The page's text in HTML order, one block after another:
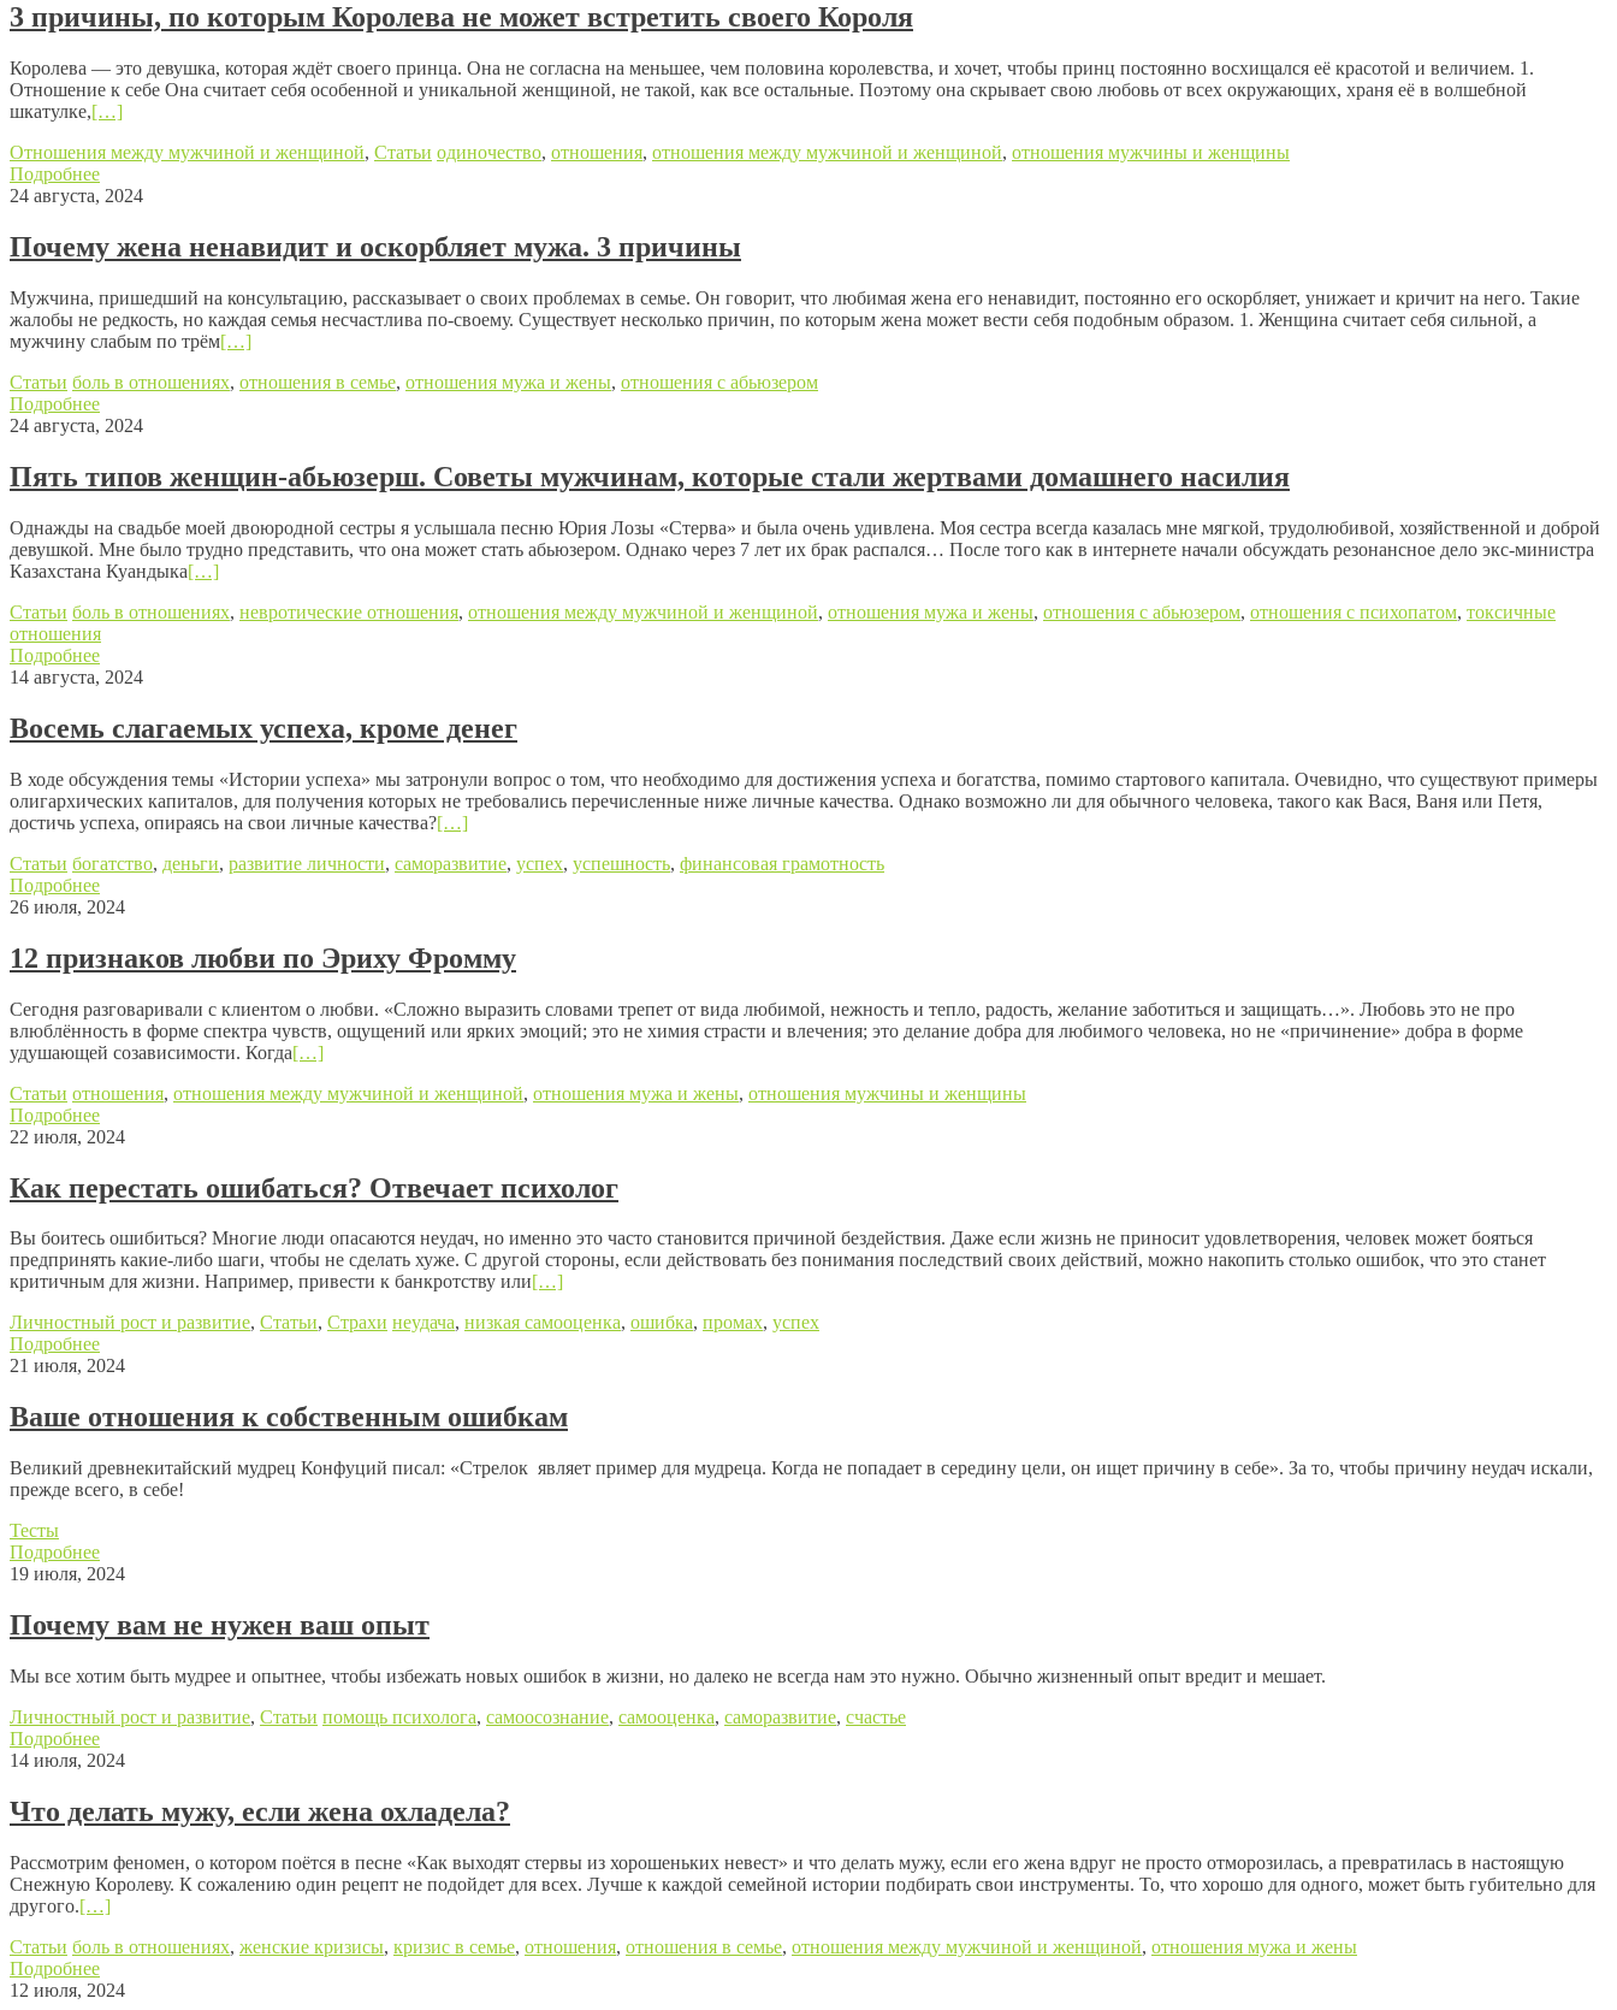
3 причины, по которым Королева не может встретить своего Короля
Королева — это девушка, которая ждёт своего принца. Она не согласна на меньшее, чем половина королевства, и хочет, чтобы принц постоянно восхищался её красотой и величием. 1.
Отношение к себе Она считает себя особенной и уникальной женщиной, не такой, как все остальные. Поэтому она скрывает свою любовь от всех окружающих, храня её в волшебной
шкатулке,[…]
Отношения между мужчиной и женщиной, Статьи одиночество, отношения, отношения между мужчиной и женщиной, отношения мужчины и женщины
Подробнее
24 августа, 2024
Почему жена ненавидит и оскорбляет мужа. 3 причины
Мужчина, пришедший на консультацию, рассказывает о своих проблемах в семье. Он говорит, что любимая жена его ненавидит, постоянно его оскорбляет, унижает и кричит на него. Такие
жалобы не редкость, но каждая семья несчастлива по-своему. Существует несколько причин, по которым жена может вести себя подобным образом. 1. Женщина считает себя сильной, а
мужчину слабым по трём[…]
Статьи боль в отношениях, отношения в семье, отношения мужа и жены, отношения с абьюзером
Подробнее
24 августа, 2024
Пять типов женщин-абьюзерш. Советы мужчинам, которые стали жертвами домашнего насилия
Однажды на свадьбе моей двоюродной сестры я услышала песню Юрия Лозы «Стерва» и была очень удивлена. Моя сестра всегда казалась мне мягкой, трудолюбивой, хозяйственной и доброй
девушкой. Мне было трудно представить, что она может стать абьюзером. Однако через 7 лет их брак распался… После того как в интернете начали обсуждать резонансное дело экс-министра
Казахстана Куандыка[…]
Статьи боль в отношениях, невротические отношения, отношения между мужчиной и женщиной, отношения мужа и жены, отношения с абьюзером, отношения с психопатом, токсичные
отношения
Подробнее
14 августа, 2024
Восемь слагаемых успеха, кроме денег
В ходе обсуждения темы «Истории успеха» мы затронули вопрос о том, что необходимо для достижения успеха и богатства, помимо стартового капитала. Очевидно, что существуют примеры
олигархических капиталов, для получения которых не требовались перечисленные ниже личные качества. Однако возможно ли для обычного человека, такого как Вася, Ваня или Петя,
достичь успеха, опираясь на свои личные качества?[…]
Статьи богатство, деньги, развитие личности, саморазвитие, успех, успешность, финансовая грамотность
Подробнее
26 июля, 2024
12 признаков любви по Эриху Фромму
Сегодня разговаривали с клиентом о любви. «Сложно выразить словами трепет от вида любимой, нежность и тепло, радость, желание заботиться и защищать…». Любовь это не про
влюблённость в форме спектра чувств, ощущений или ярких эмоций; это не химия страсти и влечения; это делание добра для любимого человека, но не «причинение» добра в форме
удушающей созависимости. Когда[…]
Статьи отношения, отношения между мужчиной и женщиной, отношения мужа и жены, отношения мужчины и женщины
Подробнее
22 июля, 2024
Как перестать ошибаться? Отвечает психолог
Вы боитесь ошибиться? Многие люди опасаются неудач, но именно это часто становится причиной бездействия. Даже если жизнь не приносит удовлетворения, человек может бояться
предпринять какие-либо шаги, чтобы не сделать хуже. С другой стороны, если действовать без понимания последствий своих действий, можно накопить столько ошибок, что это станет
критичным для жизни. Например, привести к банкротству или[…]
Личностный рост и развитие, Статьи, Страхи неудача, низкая самооценка, ошибка, промах, успех
Подробнее
21 июля, 2024
Ваше отношения к собственным ошибкам
Великий древнекитайский мудрец Конфуций писал: «Стрелок являет пример для мудреца. Когда не попадает в середину цели, он ищет причину в себе». За то, чтобы причину неудач искали,
прежде всего, в себе!
Тесты
Подробнее
19 июля, 2024
Почему вам не нужен ваш опыт
Мы все хотим быть мудрее и опытнее, чтобы избежать новых ошибок в жизни, но далеко не всегда нам это нужно. Обычно жизненный опыт вредит и мешает.
Личностный рост и развитие, Статьи помощь психолога, самоосознание, самооценка, саморазвитие, счастье
Подробнее
14 июля, 2024
Что делать мужу, если жена охладела?
Рассмотрим феномен, о котором поётся в песне «Как выходят стервы из хорошеньких невест» и что делать мужу, если его жена вдруг не просто отморозилась, а превратилась в настоящую
Снежную Королеву. К сожалению один рецепт не подойдет для всех. Лучше к каждой семейной истории подбирать свои инструменты. То, что хорошо для одного, может быть губительно для
другого.[…]
Статьи боль в отношениях, женские кризисы, кризис в семье, отношения, отношения в семье, отношения между мужчиной и женщиной, отношения мужа и жены
Подробнее
12 июля, 2024